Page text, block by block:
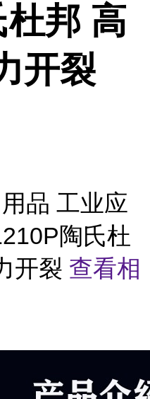
邦 高
开裂
品 工业应
陶氏杜
开裂 查看相